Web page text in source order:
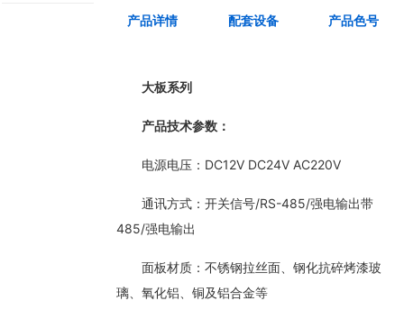
大板系列智能开关
70款的智能开关
产品详情 配套设备 产品色号
大板系列
产品技术参数：
电源电压：DC12V DC24V AC220V
通讯方式：开关信号/RS-485/强电输出带
485/强电输出
面板材质：不锈钢拉丝面、钢化抗碎烤漆玻
璃、氧化铝、铜及铝合金等